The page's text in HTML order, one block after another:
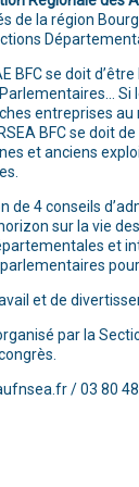
de la région
BFC se doit
Si
entreprises au
BFC se doit
et anciens
de 4 conseils
sur la vie
et
et de
par la
/ 03 80 48